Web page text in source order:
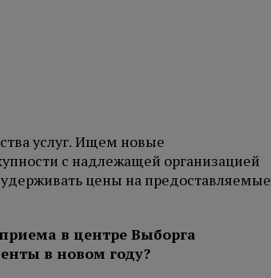
услуг. Ищем новые
с надлежащей организацией
цены на предоставляемые
в новом году?